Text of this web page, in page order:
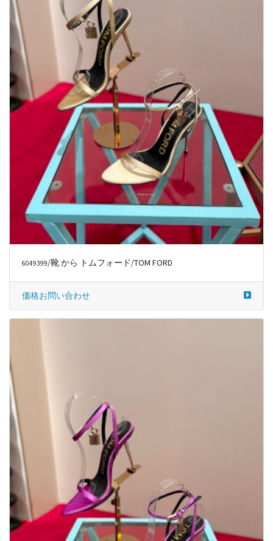
6049399/靴 から トムフォード/TOM FORD
価格お問い合わせ